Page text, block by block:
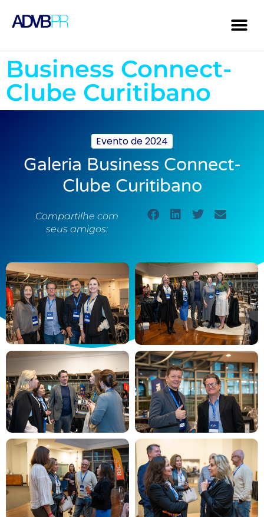
Business Connect-
Clube Curitibano
Evento de2024
Galeria Business Connect-
Clube Curitibano
Compartilhe com
seus amigos: